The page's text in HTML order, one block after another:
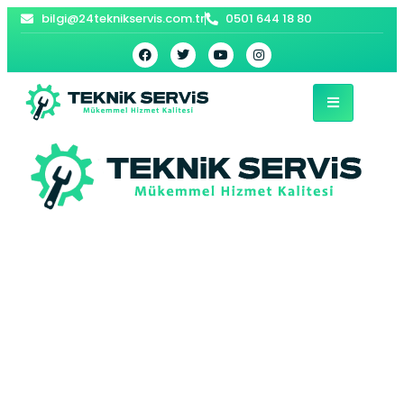
bilgi@24teknikservis.com.tr 0501 644 18 80